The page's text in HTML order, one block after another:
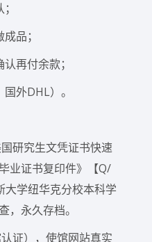
品；
再付余款；
外DHL）。
研究生文凭证书快速
业证书复印件》【Q/
学纽华克分校本科学
，永久存档。
证），使馆网站真实